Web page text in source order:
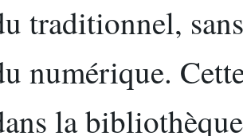
traditionnel,
numérique.
la